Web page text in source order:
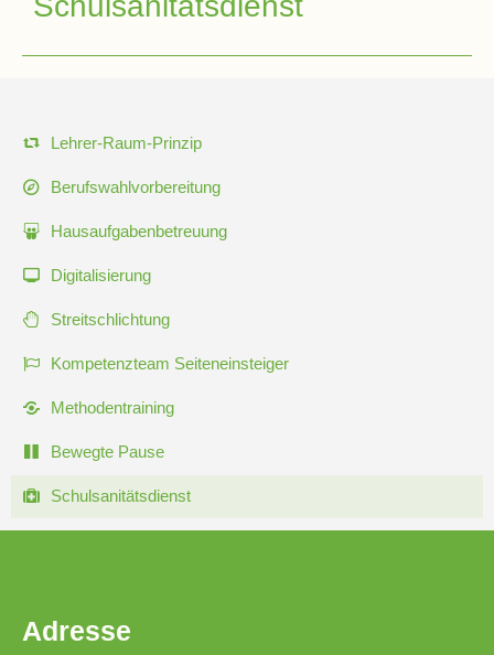
NavigationLehrer-Raum-Prinzip
Berufswahlvorbereitung
Hausaufgabenbetreuung
Digitalisierung
Streitschlichtung
Kompetenzteam Seiteneinsteiger
Methodentraining
Bewegte Pause
Schulsanitätsdienst
Adresse